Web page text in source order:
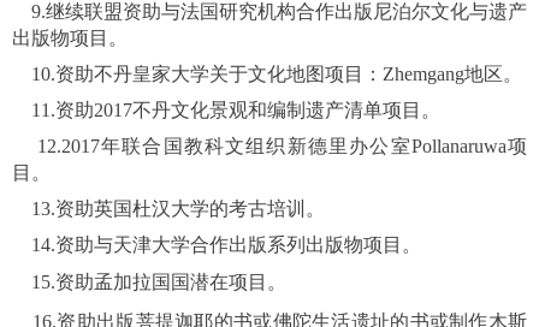
9.继续联盟资助与法国研究机构合作出版尼泊尔文化与遗产
出版物项目。
10.资助不丹皇家大学关于文化地图项目：Zhemgang地区。
11.资助2017不丹文化景观和编制遗产清单项目。
12.2017年联合国教科文组织新德里办公室Pollanaruwa项
目。
13.资助英国杜汉大学的考古培训。
14.资助与天津大学合作出版系列出版物项目。
15.资助孟加拉国国潜在项目。
16.资助出版菩提迦耶的书或佛陀生活遗址的书或制作木斯